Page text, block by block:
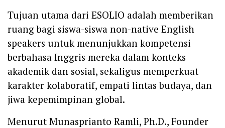
Tujuan utama dari ESOLIO adalah memberikan
ruang bagi siswa-siswa non-native English
speakers untuk menunjukkan kompetensi
berbahasa Inggris mereka dalam konteks
akademik dan sosial, sekaligus memperkuat
karakter kolaboratif, empati lintas budaya, dan
jiwa kepemimpinan global.
Menurut Munasprianto Ramli, Ph.D., Founder